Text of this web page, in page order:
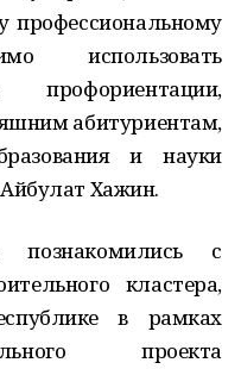
профессиональному
использовать
профориентации,
абитуриентам,
и науки
Хажин.
познакомились с
кластера,
в рамках
проекта